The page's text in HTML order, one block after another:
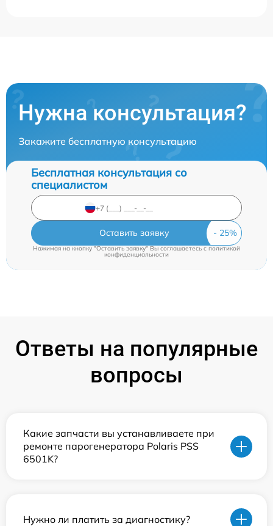
Нужна консультация?
Закажите бесплатную консультацию
Бесплатная консультация со
специалистом
Оставить заявку
Нажимая на кнопку "Оставить заявку" Вы соглашаетесь cполитикой
конфиденциальности
Ответы на популярные
вопросы
Какие запчасти вы устанавливаете при
ремонте парогенератора Polaris PSS
6501K?
Нужно ли платить за диагностику?